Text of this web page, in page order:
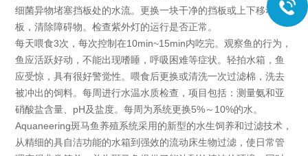
细菌异物堵塞挡板处的水流。更换一块干净的挡板或上下移动挡
板，清除障碍物。检查紫外灯的运行是否正常。
每天喂食3次，每次控制在10min~15min内吃完。观察鱼的行为，
鱼应活跃好动，不能出现嗜睡，呼吸困难等症状。轻拍水箱，鱼
应受惊，具有很好警觉性。喂食后更换或清洗一次过滤棉，洗去
被冲出的饲料。每周进行水温水质检查，项目包括：测量氨和亚
硝酸盐含量、pH及盐度。每周为系统更换5%～10%的水。
Aquaneering斑马鱼养殖系统采用的新型的水生饲养和过滤技术，
从精细的具自洁功能的水箱到强效的流动床生物过滤，使日常管